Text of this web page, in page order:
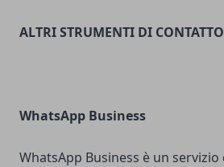
ALTRI STRUMENTI DI CONTATTO
WhatsApp Business
WhatsApp Business è un